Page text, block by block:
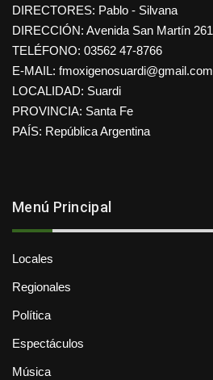
DIRECTORES: Pablo - Silvana
DIRECCIÓN: Avenida San Martín 261
TELÉFONO: 03562 47-8766
E-MAIL: fmoxigenosuardi@gmail.com
LOCALIDAD: Suardi
PROVINCIA: Santa Fe
PAÍS: República Argentina
Menú Principal
Locales
Regionales
Política
Espectáculos
Música